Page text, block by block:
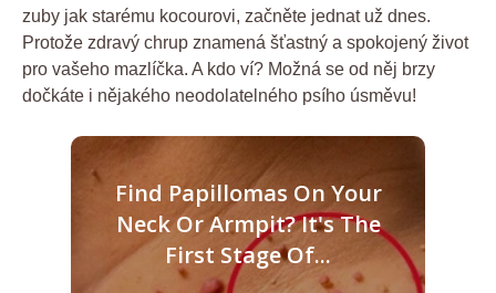
zuby jak starému kocourovi, začněte jednat už dnes.
Protože zdravý chrup znamená šťastný a spokojený život
pro vašeho mazlíčka. A kdo ví? Možná se od něj brzy
dočkáte i nějakého neodolatelného psího úsměvu!
Find Papillomas On Your
Neck Or Armpit? It's The
First Stage Of...